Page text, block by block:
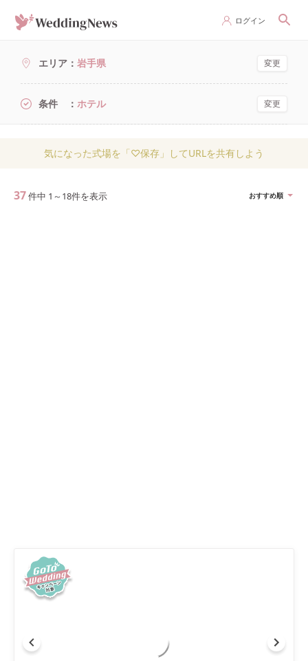
ログイン
エリア 岩手県 変更
条件 ホテル 変更
気になった式場を「♡保存」してURLを共有しよう
37件中 1 ～ 18件を表示 おすすめ順